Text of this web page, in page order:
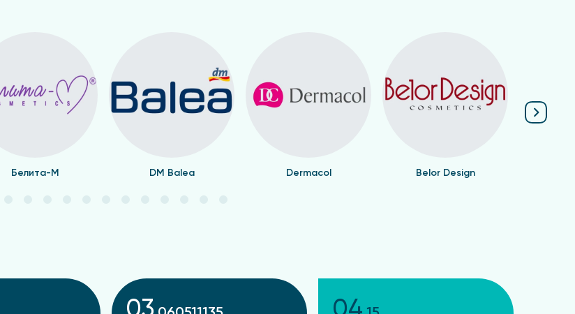
Белита-М DM Balea Dermacol Belor Design